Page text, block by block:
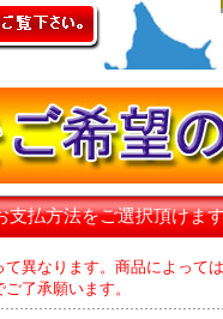
支払方法をご選択頂けま
異なります。商品によって
了承願います。